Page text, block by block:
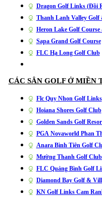
Dragon Golf Links (Đồi
Thanh Lanh Valley Golf
Heron Lake Golf
Sapa Grand Golf Course
FLC Hạ Long Golf Club
CÁC SÂN GOLF Ở MIỀN
Flc Quy Nhon Golf Links
Hoiana Shores Golf Club
Golden Sands Golf
PGA Novaworld Phan
Anara Bình Tiên Golf
Mường Thanh Golf
FLC Quảng Bình Golf
Diamond Bay Golf &
KN Golf Links Cam